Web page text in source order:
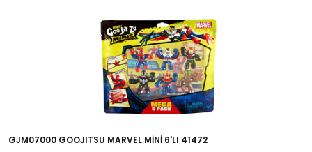
GJM07000 GOOJITSU MARVEL MİNİ 6'LI 41472